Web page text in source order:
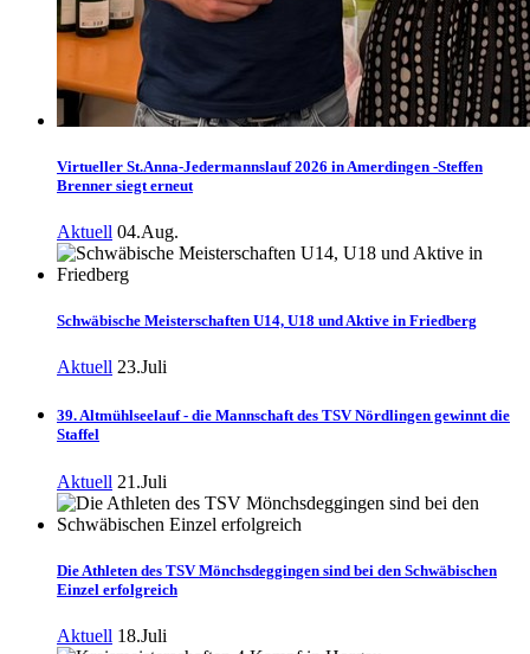
Virtueller St.Anna-Jedermannslauf 2026 in Amerdingen -Steffen
Brenner siegt erneut
Aktuell 04.Aug.
Schwäbische Meisterschaften U14, U18 und Aktive in Friedberg
Aktuell 23.Juli
39. Altmühlseelauf - die Mannschaft des TSV Nördlingen gewinnt die
Staffel
Aktuell 21.Juli
Die Athleten des TSV Mönchsdeggingen sind bei den Schwäbischen
Einzel erfolgreich
Aktuell 18.Juli